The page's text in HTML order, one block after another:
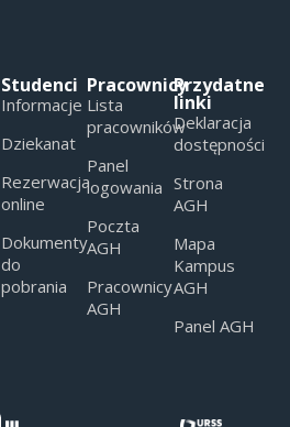
Studenci
Informacje
Dziekanat
Rezerwacja
online
Dokumenty
do
pobrania
Pracownicy
Lista
pracowników
Panel
logowania
Poczta
AGH
Pracownicy
AGH
Przydatne
linki
Deklaracja
dostępności
Strona
AGH
Mapa
Kampus
AGH
Panel AGH